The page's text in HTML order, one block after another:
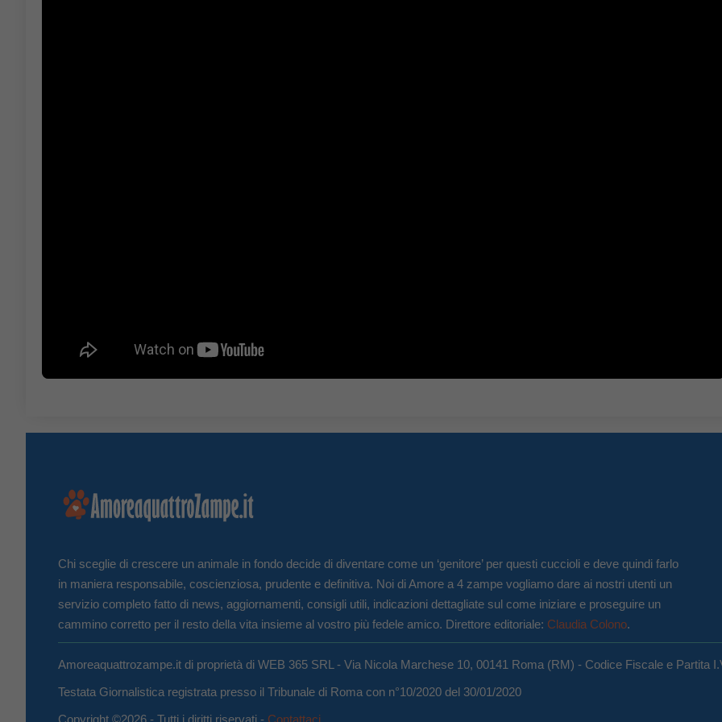
Chi sceglie di crescere un animale in fondo decide di diventare come un ‘genitore’ per questi cuccioli e deve quindi farlo
in maniera responsabile, coscienziosa, prudente e definitiva. Noi di Amore a 4 zampe vogliamo dare ai nostri utenti un
servizio completo fatto di news, aggiornamenti, consigli utili, indicazioni dettagliate sul come iniziare e proseguire un
cammino corretto per il resto della vita insieme al vostro più fedele amico. Direttore editoriale: Claudia Colono.
Amoreaquattrozampe.it di proprietà di WEB 365 SRL - Via Nicola Marchese 10, 00141 Roma (RM) - Codice Fiscale e Partita
Testata Giornalistica registrata presso il Tribunale di Roma con n°10/2020 del 30/01/2020